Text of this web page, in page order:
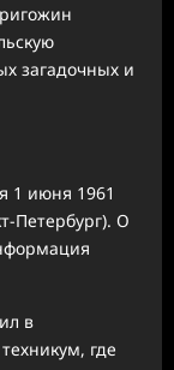
загадочных и
1 июня 1961
Петербург). О
в
где